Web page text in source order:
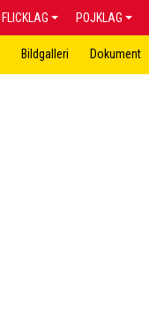
FLICKLAG POJKLAG
Bildgalleri Dokument